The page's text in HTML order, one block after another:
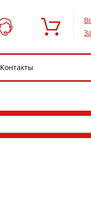
Контакты